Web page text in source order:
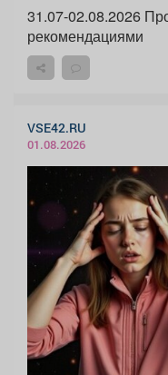
31.07-02.08.2026
рекомендациями
VSE42.RU
01.08.2026